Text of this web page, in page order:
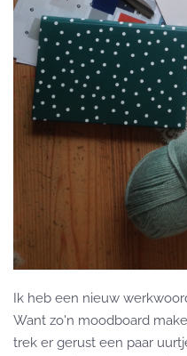
Ik heb een nieuw
Want zo'n moodboard
trek er gerust een paar